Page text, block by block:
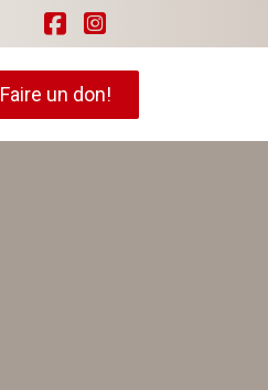
Faire un don!